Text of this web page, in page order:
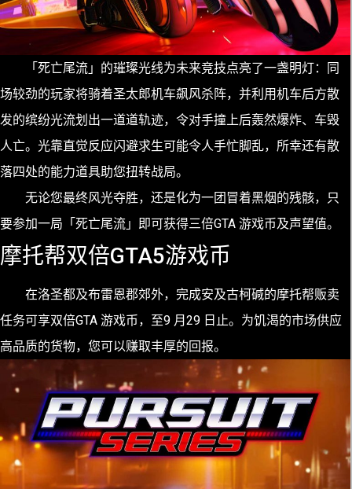
「死亡尾流」的璀璨光线为未来竞技点亮了一盏明灯：同
场较劲的玩家将骑着圣太郎机车飙风杀阵，并利用机车后方散
发的缤纷光流划出一道道轨迹，令对手撞上后轰然爆炸、车毁
人亡。光靠直觉反应闪避求生可能令人手忙脚乱，所幸还有散
落四处的能力道具助您扭转战局。
无论您最终风光夺胜，还是化为一团冒着黑烟的残骸，只
要参加一局「死亡尾流」即可获得三倍GTA 游戏币及声望值。
摩托帮双倍GTA5游戏币
在洛圣都及布雷恩郡郊外，完成安及古柯碱的摩托帮贩卖
任务可享双倍GTA 游戏币，至9 月29 日止。为饥渴的市场供应
高品质的货物，您可以赚取丰厚的回报。